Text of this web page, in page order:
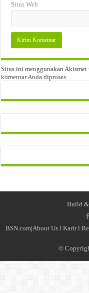
Situs Web
Situs ini menggunakan
komentar Anda diproses
Build
BSN.com|About Us l Karirl
©